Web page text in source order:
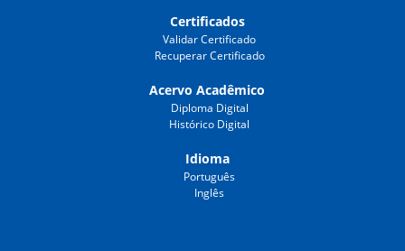
Certificados
Validar Certificado
Recuperar Certificado
Acervo Acadêmico
Diploma Digital
Histórico Digital
Idioma
Português
Inglês